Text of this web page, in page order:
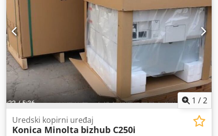
1 /2
Uredski kopirni uređaj
Konica Minolta bizhub C250i